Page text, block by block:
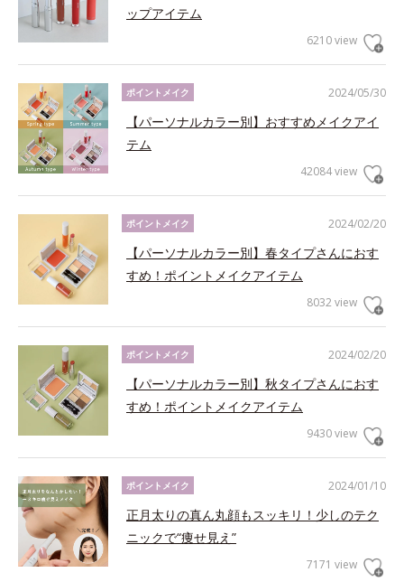
ップアイテム
6210 view
2024/05/30
ポイントメイク
【パーソナルカラー別】おすすめメイクアイ
テム
42084 view
2024/02/20
ポイントメイク
【パーソナルカラー別】春タイプさんにおす
すめ！ポイントメイクアイテム
8032 view
2024/02/20
ポイントメイク
【パーソナルカラー別】秋タイプさんにおす
すめ！ポイントメイクアイテム
9430 view
2024/01/10
ポイントメイク
正月太りの真ん丸顔もスッキリ！少しのテク
ニックで“痩せ見え”
7171 view